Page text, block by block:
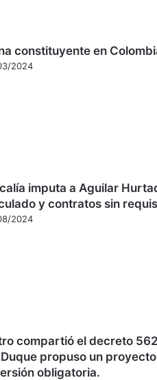
constituyente en
2024
imputa a Aguilar
y contratos sin
2024
compartió el decreto
propuso un
obligatoria.